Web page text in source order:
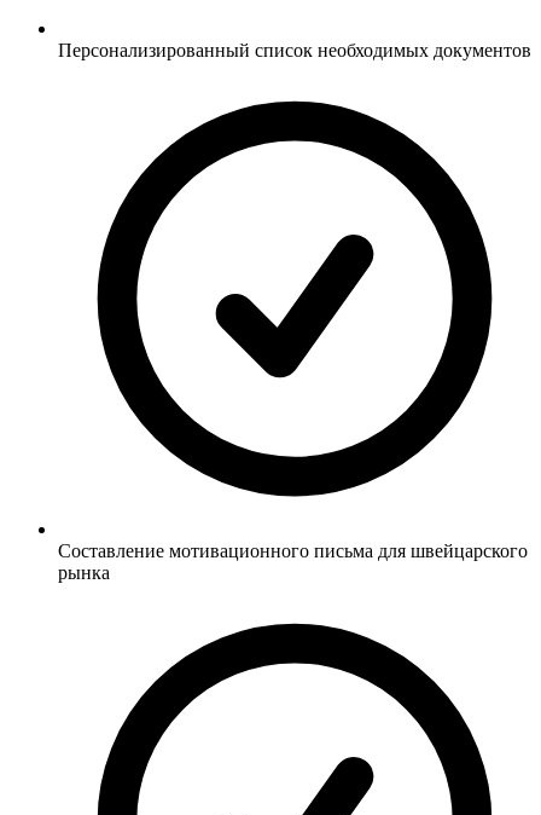
Персонализированный список необходимых документов
Составление мотивационного письма для швейцарского
рынка